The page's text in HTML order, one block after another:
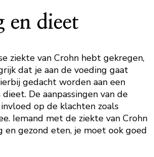
en dieet
ziekte van Crohn hebt gekregen,
dat je aan de voeding gaat
gedacht worden aan een
De aanpassingen van de
op de klachten zoals
Iemand met de ziekte van Crohn
gezond eten, je moet ook goed